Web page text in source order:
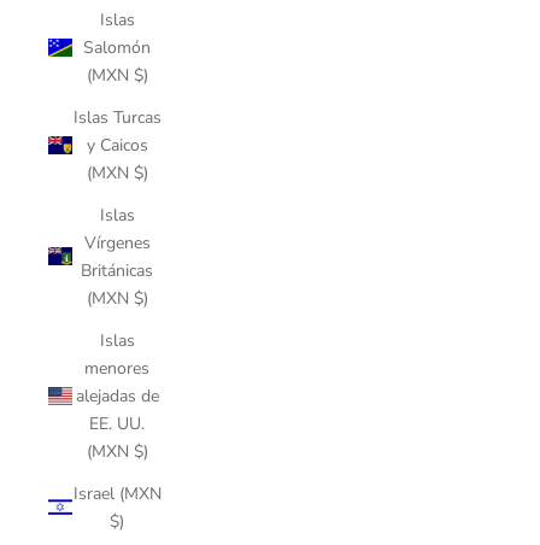
Islas
Salomón
(MXN $)
Islas Turcas
y Caicos
(MXN $)
Islas
Vírgenes
Británicas
(MXN $)
Islas
menores
alejadas de
EE. UU.
(MXN $)
Israel (MXN
$)